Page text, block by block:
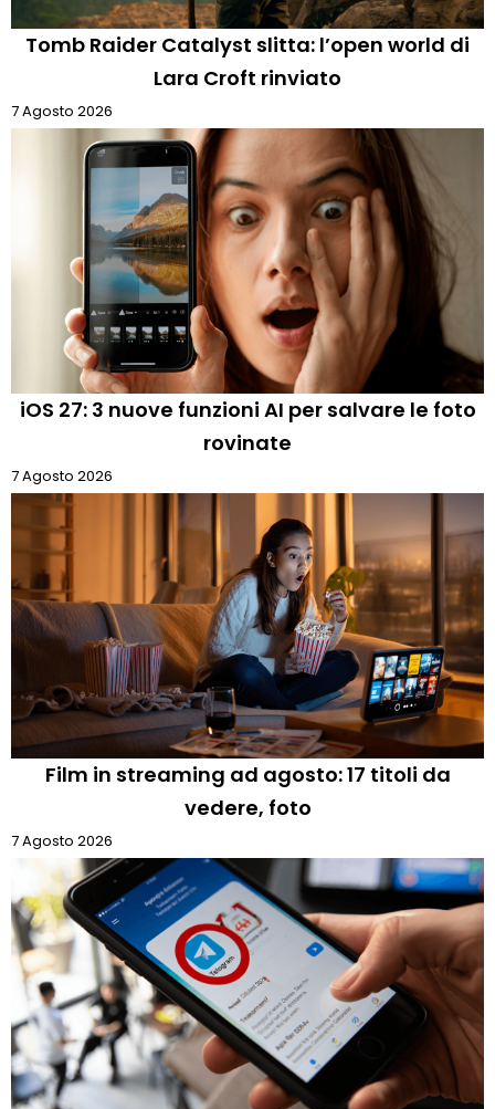
Tomb Raider Catalyst slitta: l’open world di
Lara Croft rinviato
7 Agosto 2026
iOS 27: 3 nuove funzioni AI per salvare le foto
rovinate
7 Agosto 2026
Film in streaming ad agosto: 17 titoli da
vedere, foto
7 Agosto 2026